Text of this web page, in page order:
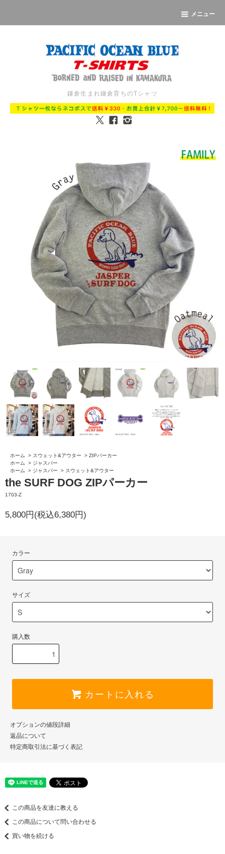
メニュー
鎌倉生まれ鎌倉育ちのTシャツ
ホーム > スウェット&アウター > ZIPパーカー
ホーム
> ジャスパー
ホーム
> ジャスパー > スウェット&アウター
the SURF DOG ZIPパーカー
1703-Z
5,800円(税込6,380円)
カラー
サイズ
購入数
カートに入れる
オプションの値段詳細
返品について
特定商取引法に基づく表記
この商品を友達に教える
この商品について問い合わせる
買い物を続ける